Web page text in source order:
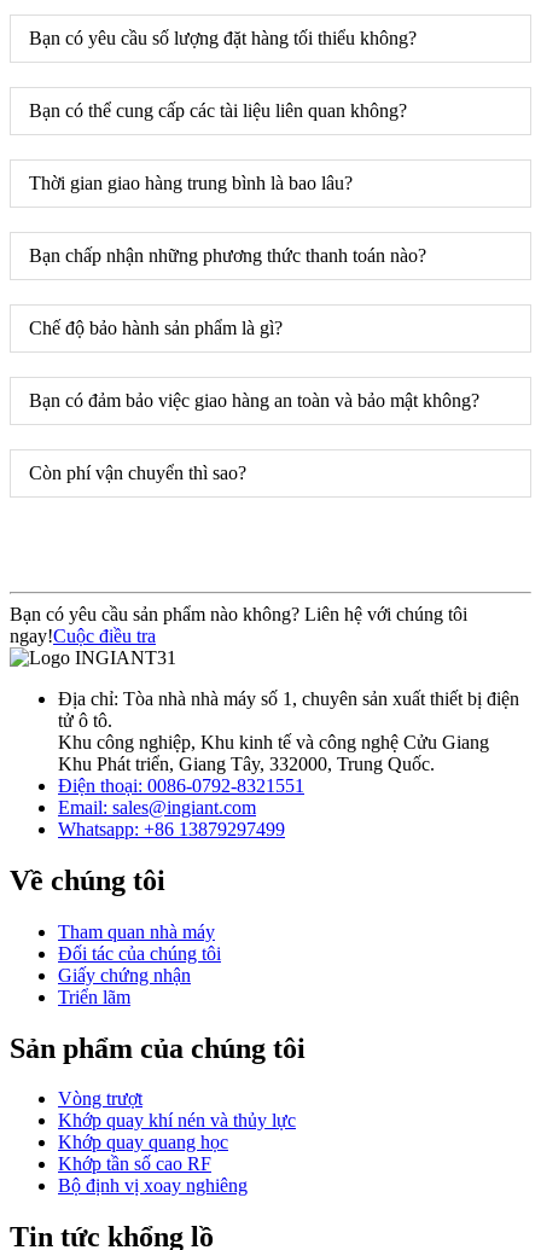
Bạn có yêu cầu số lượng đặt hàng tối thiểu không?
Bạn có thể cung cấp các tài liệu liên quan không?
Thời gian giao hàng trung bình là bao lâu?
Bạn chấp nhận những phương thức thanh toán nào?
Chế độ bảo hành sản phẩm là gì?
Bạn có đảm bảo việc giao hàng an toàn và bảo mật không?
Còn phí vận chuyển thì sao?
Bạn có yêu cầu sản phẩm nào không? Liên hệ với chúng tôi
ngay!Cuộc điều tra
Địa chỉ: Tòa nhà nhà máy số 1, chuyên sản xuất thiết bị điện
tử ô tô.
Khu công nghiệp, Khu kinh tế và công nghệ Cửu Giang
Khu Phát triển, Giang Tây, 332000, Trung Quốc.
Điện thoại: 0086-0792-8321551
Email: sales@ingiant.com
Whatsapp: +86 13879297499
Về chúng tôi
Tham quan nhà máy
Đối tác của chúng tôi
Giấy chứng nhận
Triển lãm
Sản phẩm của chúng tôi
Vòng trượt
Khớp quay khí nén và thủy lực
Khớp quay quang học
Khớp tần số cao RF
Bộ định vị xoay nghiêng
Tin tức khổng lồ